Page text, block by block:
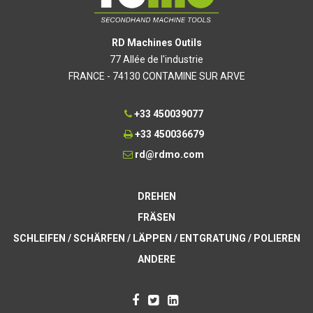
RD Machines Outils
77 Allée de l'industrie
FRANCE - 74130 CONTAMINE SUR ARVE
+33 450039077
+33 450036679
rd@rdmo.com
DREHEN
FRÄSEN
SCHLEIFEN / SCHÄRFEN / LÄPPEN / ENTGRATUNG / POLIEREN
ANDERE